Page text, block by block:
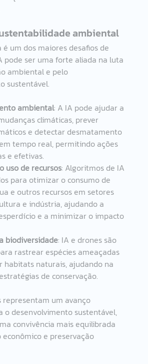
ambiental
é um dos maiores desafios de
pode ser uma forte aliada na luta
ambiental e pelo
sustentável.
ambiental: A IA pode ajudar a
climáticas, prever
e detectar desmatamento
tempo real, permitindo ações
e efetivas.
uso de recursos: Algoritmos de IA
para otimizar o consumo de
e outros recursos em setores
e indústria, ajudando a
e a minimizar o impacto
biodiversidade: IA e drones são
rastrear espécies ameaçadas
habitats naturais, ajudando na
de conservação.
representam um avanço
o desenvolvimento sustentável,
convivência mais equilibrada
e preservação